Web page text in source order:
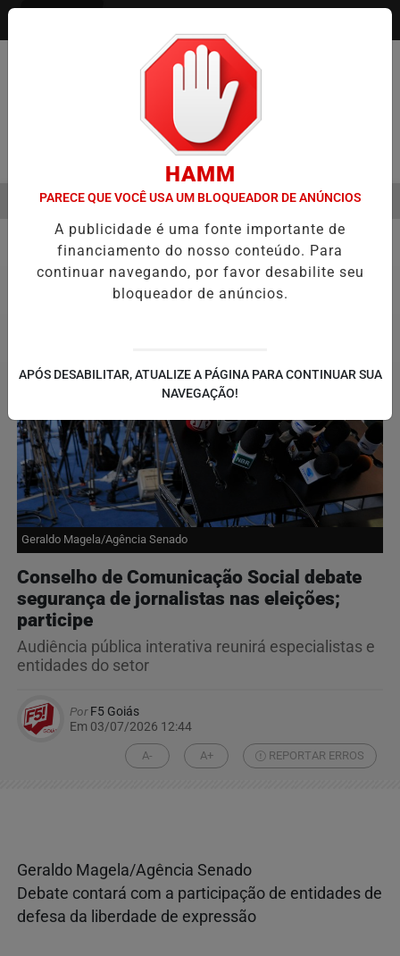
Pesquisar Notícia
É A VIRADA DO VAREJO ÓPTICO EM 2026 WELTON LEMOS
EM ALTA
MENU
Política
Geraldo Magela/Agência Senado
Conselho de Comunicação Social debate
segurança de jornalistas nas eleições;
participe
Audiência pública interativa reunirá especialistas e
entidades do setor
PorF5 Goiás
Em 03/07/2026 12:44
A- A+ REPORTAR ERROS
Geraldo Magela/Agência Senado
Debate contará com a participação de entidades de
defesa da liberdade de expressão
HAMM
PARECE QUE VOCÊ USA UM BLOQUEADOR DE ANÚNCIOS
A publicidade é uma fonte importante de
financiamento do nosso conteúdo. Para
continuar navegando, por favor desabilite seu
bloqueador de anúncios.
APÓS DESABILITAR, ATUALIZE A PÁGINA PARA CONTINUAR SUA
NAVEGAÇÃO!